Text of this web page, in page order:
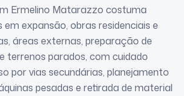
Ermelino Matarazzo costuma
expansão, obras residenciais e
áreas externas, preparação de
terrenos parados, com cuidado
por vias secundárias, planejamento
pesadas e retirada de material